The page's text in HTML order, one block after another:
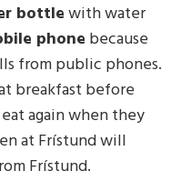
bottlewith water
phone because
from public phones.
breakfast before
again when they
at Frístund will
Frístund.